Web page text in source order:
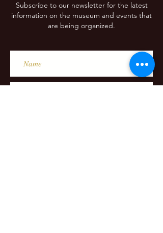
Subscribe to our newsletter for the latest
information on the museum and events that
are being organized.